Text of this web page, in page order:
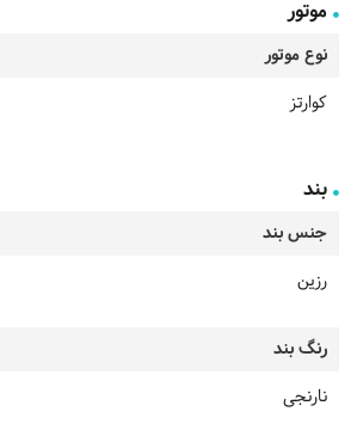
موتور
نوع موتور
کوارتز
بند
جنس بند
رزین
رنگ بند
نارنجی